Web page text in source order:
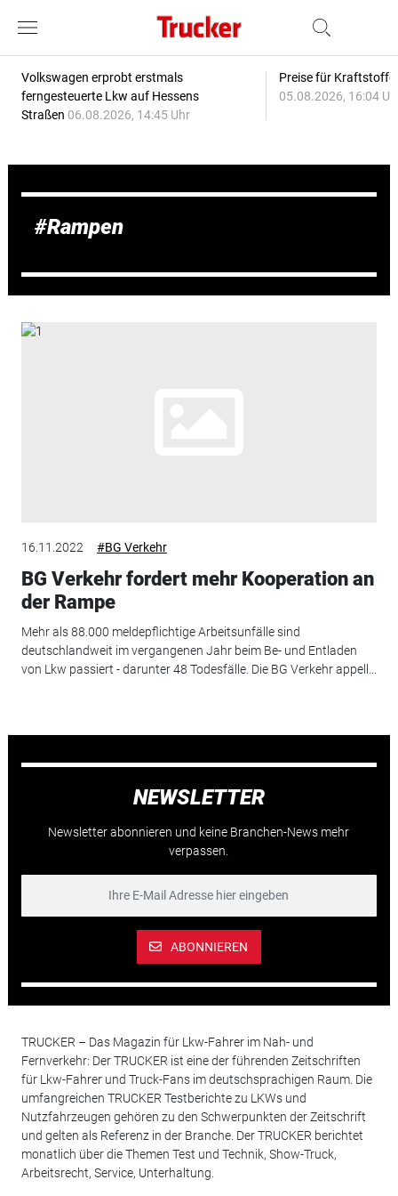
Volkswagen erprobt erstmals
ferngesteuerte Lkw auf Hessens
Straßen 06.08.2026, 14:45 Uhr
Preise für
05.08.2026, 16:04
Rampen
16.11.2022 #BG Verkehr
BG Verkehr fordert mehr Kooperation an
der Rampe
Mehr als 88.000 meldepflichtige Arbeitsunfälle sind
deutschlandweit im vergangenen Jahr beim Be- und Entladen
von Lkw passiert - darunter 48 Todesfälle. Die BG Verkehr appell...
NEWSLETTER
Newsletter abonnieren und keine Branchen-News mehr
verpassen.
ABONNIEREN
TRUCKER – Das Magazin für Lkw-Fahrer im Nah- und
Fernverkehr: Der TRUCKER ist eine der führenden Zeitschriften
für Lkw-Fahrer und Truck-Fans im deutschsprachigen Raum. Die
umfangreichen TRUCKER Testberichte zu LKWs und
Nutzfahrzeugen gehören zu den Schwerpunkten der Zeitschrift
und gelten als Referenz in der Branche. Der TRUCKER berichtet
monatlich über die Themen Test und Technik, Show-Truck,
Arbeitsrecht, Service, Unterhaltung.